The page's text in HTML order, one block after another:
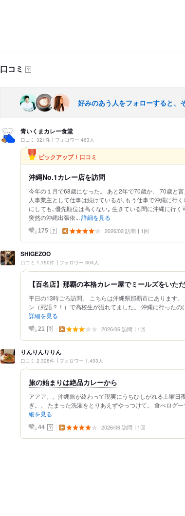
口コミ ？
好みのあう人をフォローすると、
青いくまカレー食堂
口コミ 321件 フォロワー 463人
ピックアップ！口コミ
沖縄No.1カレー店を訪問
今年の１月で68歳になった。 あと2年で70歳か。 70歳と
人事業主として仕事は続けているが､もう仕事で沖縄に行
にしても､優先順位は高くない｡ 生きている間に沖縄に行
突然の沖縄出張依... 詳細を見る
175 ？ 2026/02 訪問 1回
SHIGEZOO
口コミ 1,150件 フォロワー 304人
【百名店】那覇の本格カレー屋でミールズをいた
平日の13時ごろ訪問。 こちらは沖縄県那覇市にあります
ン（死語？！）で高校生が溢れてました。 沖縄に行った
詳細を見る
21 ？ 2026/06 訪問 1回
りんりんりりん
口コミ 2,328件 フォロワー 1,403人
旅の始まりは絶品カレーから
アアア。。沖縄旅が終わって現実にうちひしがれる土曜日
ぎ。。 たまった洗濯をとりあえずやっつけて。 食べログ
細を見る
44 ？ 2026/06 訪問 1回